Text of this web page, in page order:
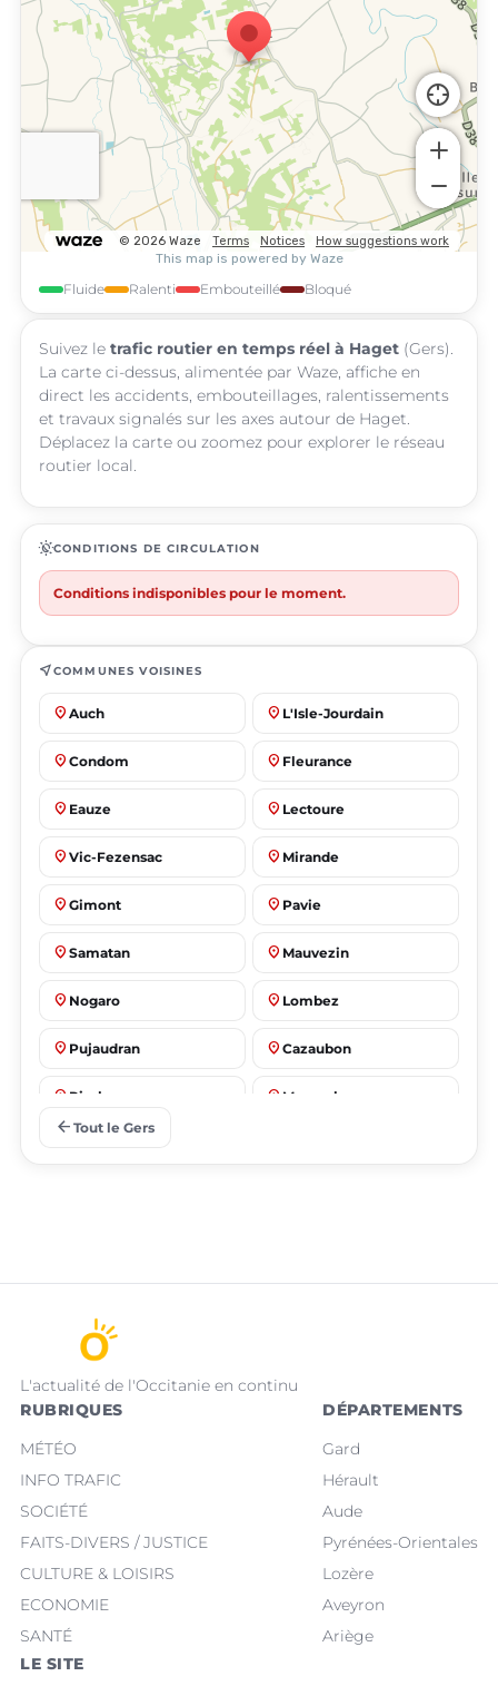
Fluide Ralenti Embouteillé Bloqué
Suivez le trafic routier en temps réel à Haget (Gers).
La carte ci-dessus, alimentée par Waze, affiche en
direct les accidents, embouteillages, ralentissements
et travaux signalés sur les axes autour de Haget.
Déplacez la carte ou zoomez pour explorer le réseau
routier local.
routineCONDITIONS DE CIRCULATION
Conditions indisponibles pour le moment.
near_meCOMMUNES VOISINES
place Auch place L'Isle-Jourdain
place Condom place Fleurance
place Eauze place Lectoure
place Vic-Fezensac place Mirande
place Gimont place Pavie
place Samatan place Mauvezin
place Nogaro place Lombez
place Pujaudran place Cazaubon
place Riscle place Masseube
arrow_back Tout le Gers
L'actualité de l'Occitanie en continu
RUBRIQUES
MÉTÉO
INFO TRAFIC
SOCIÉTÉ
FAITS-DIVERS / JUSTICE
CULTURE & LOISIRS
ECONOMIE
SANTÉ
DÉPARTEMENTS
Gard
Hérault
Aude
Pyrénées-Orientales
Lozère
Aveyron
Ariège
LE SITE